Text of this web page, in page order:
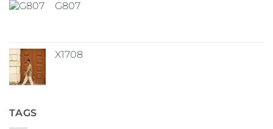
G807
X1708
TAGS